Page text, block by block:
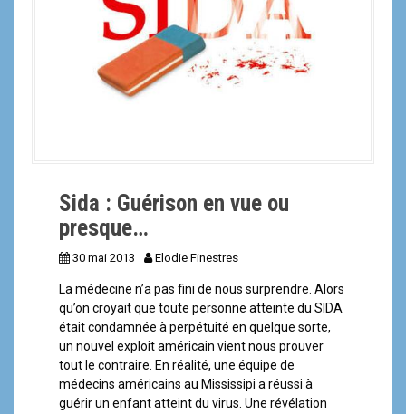
Sida : Guérison en vue ou
presque…
30 mai 2013 Elodie Finestres
La médecine n’a pas fini de nous surprendre. Alors
qu’on croyait que toute personne atteinte du SIDA
était condamnée à perpétuité en quelque sorte,
un nouvel exploit américain vient nous prouver
tout le contraire. En réalité, une équipe de
médecins américains au Mississipi a réussi à
guérir un enfant atteint du virus. Une révélation